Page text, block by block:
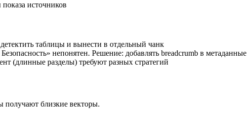
источников
таблицы и вынести в отдельный чанк
непонятен. Решение: добавлять breadcrumb в метаданные
(длинные разделы) требуют разных стратегий
получают близкие векторы.